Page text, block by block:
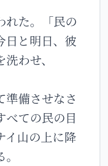
れた。「民の
日と明日、彼
わせ、
準備させなさ
べての民の目
イ山の上に降